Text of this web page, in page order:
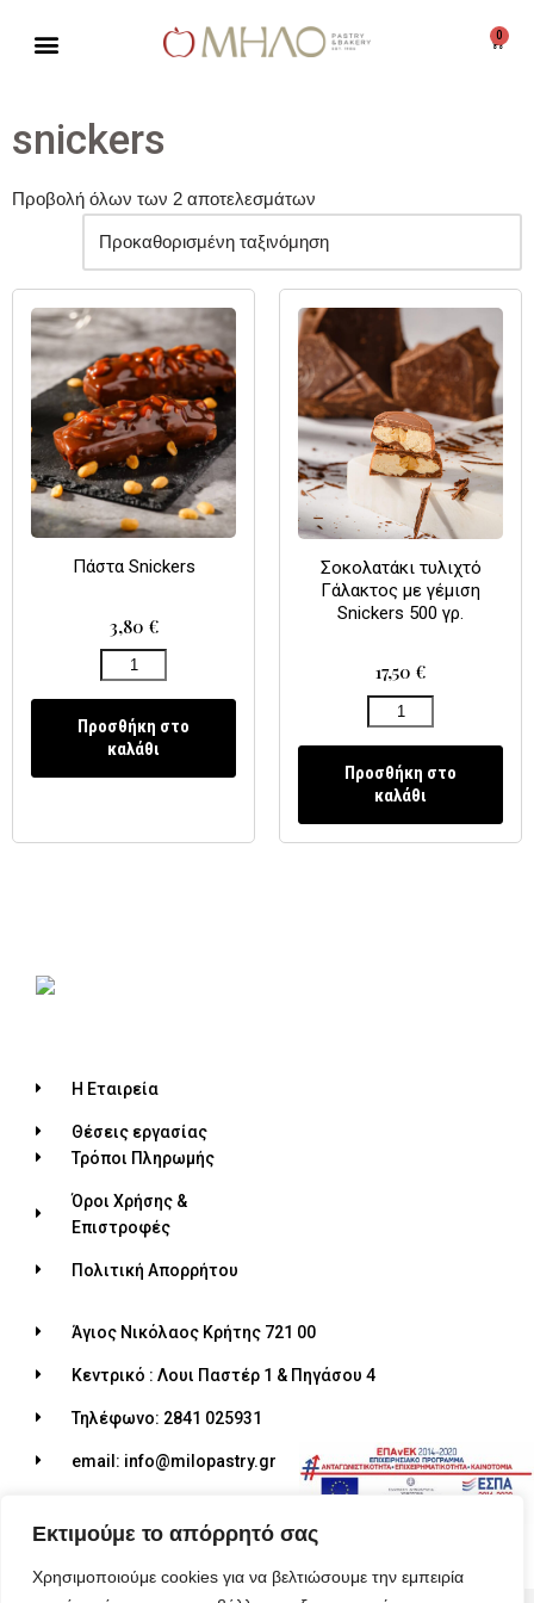
Εκτιμούμε το απόρρητό σας
Χρησιμοποιούμε cookies για να βελτιώσουμε την εμπειρία
περιεχόμενο
0
snickers
Προβολή όλων των 2 αποτελεσμάτων
Πάστα Snickers
3,80 €
Προσθήκη στο
καλάθι
Σοκολατάκι τυλιχτό
Γάλακτος με γέμιση
Snickers 500 γρ.
17,50 €
Προσθήκη στο
καλάθι
Η Εταιρεία
Θέσεις εργασίας
Τρόποι Πληρωμής
Όροι Χρήσης &
Επιστροφές
Πολιτική Απορρήτου
Άγιος Νικόλαος Κρήτης 721 00
Κεντρικό : Λουι Παστέρ 1 & Πηγάσου 4
Τηλέφωνο: 2841 025931
email: info@milopastry.gr